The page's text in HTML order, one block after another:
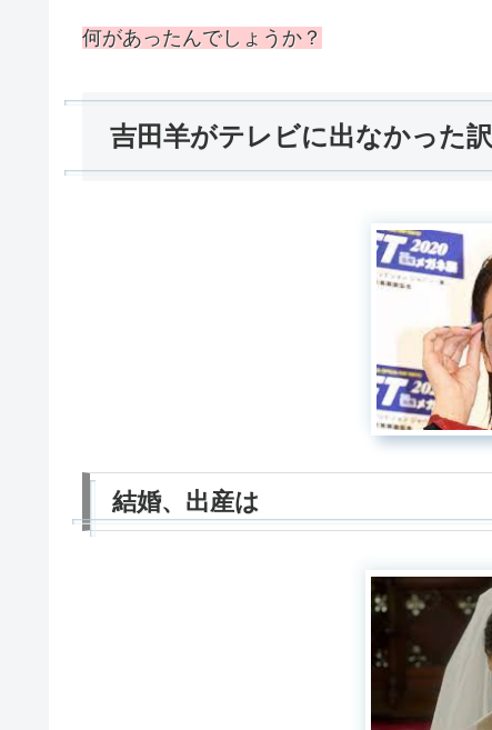
何があったんでしょうか？
吉田羊がテレビに出なかった訳
結婚、出産は